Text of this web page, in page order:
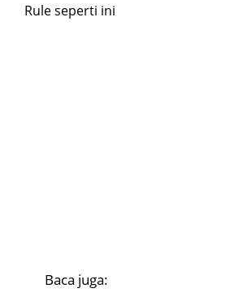
Rule seperti ini
Baca juga: